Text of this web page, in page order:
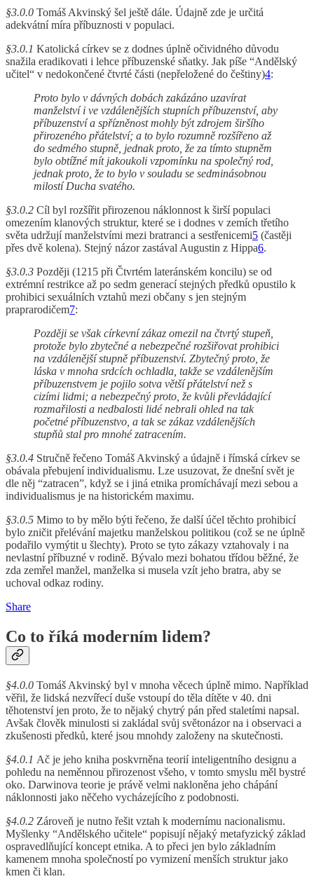
§3.0.0 Tomáš Akvinský šel ještě dále. Údajně zde je určitá
adekvátní míra příbuznosti v populaci.
§3.0.1 Katolická církev se z dodnes úplně očividného důvodu
snažila eradikovati i lehce příbuzenské sňatky. Jak píše “Andělský
učitel“ v nedokončené čtvrté části (nepřeložené do češtiny)4:
Proto bylo v dávných dobách zakázáno uzavírat
manželství i ve vzdálenějších stupních příbuzenství, aby
příbuzenství a spřízněnost mohly být zdrojem širšího
přirozeného přátelství; a to bylo rozumně rozšířeno až
do sedmého stupně, jednak proto, že za tímto stupněm
bylo obtížné mít jakoukoli vzpomínku na společný rod,
jednak proto, že to bylo v souladu se sedminásobnou
milostí Ducha svatého.
§3.0.2 Cíl byl rozšířit přirozenou náklonnost k širší populaci
omezením klanových struktur, které se i dodnes v zemích třetího
světa udržují manželstvími mezi bratranci a sestřenicemi5 (častěji
přes dvě kolena). Stejný názor zastával Augustin z Hippa6.
§3.0.3 Později (1215 při Čtvrtém lateránském koncilu) se od
extrémní restrikce až po sedm generací stejných předků opustilo k
prohibici sexuálních vztahů mezi občany s jen stejným
praprarodičem7:
Později se však církevní zákaz omezil na čtvrtý stupeň,
protože bylo zbytečné a nebezpečné rozšiřovat prohibici
na vzdálenější stupně příbuzenství. Zbytečný proto, že
láska v mnoha srdcích ochladla, takže se vzdálenějším
příbuzenstvem je pojilo sotva větší přátelství než s
cizími lidmi; a nebezpečný proto, že kvůli převládající
rozmařilosti a nedbalosti lidé nebrali ohled na tak
početné příbuzenstvo, a tak se zákaz vzdálenějších
stupňů stal pro mnohé zatracením.
§3.0.4 Stručně řečeno Tomáš Akvinský a údajně i římská církev se
obávala přebujení individualismu. Lze usuzovat, že dnešní svět je
dle něj “zatracen”, když se i jiná etnika promíchávají mezi sebou a
individualismus je na historickém maximu.
§3.0.5 Mimo to by mělo býti řečeno, že další účel těchto prohibicí
bylo zničit přelévání majetku manželskou politikou (což se ne úplně
podařilo vymýtit u šlechty). Proto se tyto zákazy vztahovaly i na
nevlastní příbuzné v rodině. Bývalo mezi bohatou třídou běžné, že
zda zemřel manžel, manželka si musela vzít jeho bratra, aby se
uchoval odkaz rodiny.
Share
Co to říká moderním lidem?
§4.0.0 Tomáš Akvinský byl v mnoha věcech úplně mimo. Například
věřil, že lidská nezvířecí duše vstoupí do těla dítěte v 40. dni
těhotenství jen proto, že to nějaký chytrý pán před staletími napsal.
Avšak člověk minulosti si zakládal svůj světonázor na i observaci a
zkušenosti předků, které jsou mnohdy založeny na skutečnosti.
§4.0.1 Ač je jeho kniha poskvrněna teorií inteligentního designu a
pohledu na neměnnou přirozenost všeho, v tomto smyslu měl bystré
oko. Darwinova teorie je právě velmi nakloněna jeho chápání
náklonnosti jako něčeho vycházejícího z podobnosti.
§4.0.2 Zároveň je nutno řešit vztah k modernímu nacionalismu.
Myšlenky “Andělského učitele“ popisují nějaký metafyzický základ
ospravedlňující koncept etnika. A to přeci jen bylo základním
kamenem mnoha společností po vymizení menších struktur jako
kmen či klan.